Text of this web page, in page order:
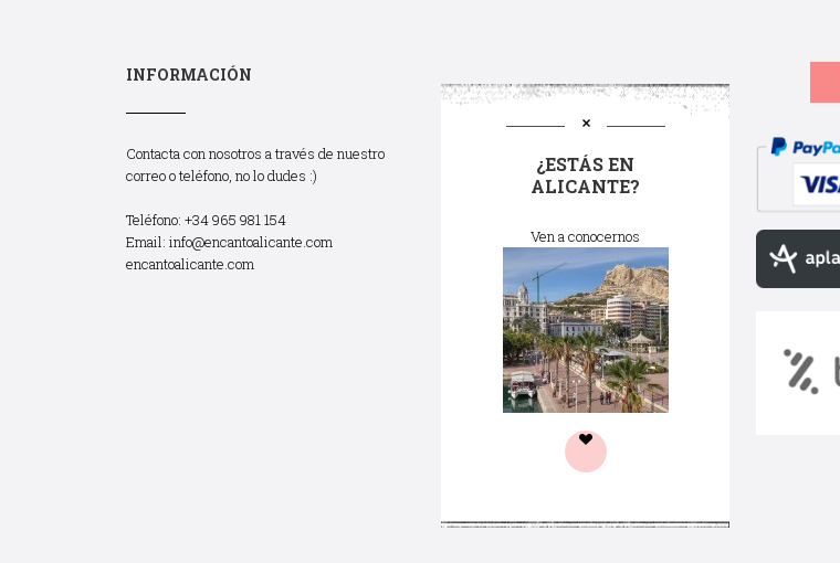
INFORMACIÓN
Contacta con nosotros a través de nuestro
correo o teléfono, no lo dudes :)
Teléfono: +34 965 981 154
Email: info@encantoalicante.com
encantoalicante.com
¿ESTÁS EN
ALICANTE?
Ven a conocernos